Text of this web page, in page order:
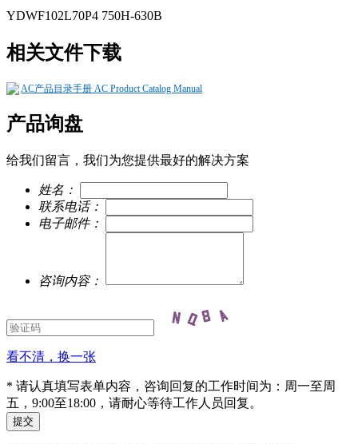
YDWF102L70P4 750H-630B
相关文件下载
AC产品目录手册 AC Product Catalog Manual
产品询盘
给我们留言，我们为您提供最好的解决方案
姓名：
联系电话：
电子邮件：
咨询内容：
看不清，换一张
* 请认真填写表单内容，咨询回复的工作时间为：周一至周
五，9:00至18:00，请耐心等待工作人员回复。